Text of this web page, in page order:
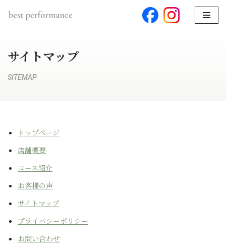
テ
ン
ツ
サイトマップ
SITEMAP
トップページ
店舗概要
コース紹介
お客様の声
サイトマップ
プライバシーポリシー
お問い合わせ